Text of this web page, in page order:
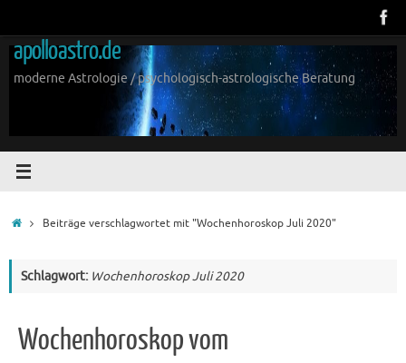
springen
apolloastro.de
moderne Astrologie / psychologisch-astrologische Beratung
StartBeiträge verschlagwortet mit "Wochenhoroskop Juli 2020"
Schlagwort: Wochenhoroskop Juli 2020
Wochenhoroskop vom